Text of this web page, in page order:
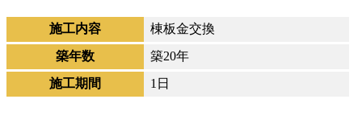
施工内容
棟板金交換
築年数
築20年
施工期間
1日